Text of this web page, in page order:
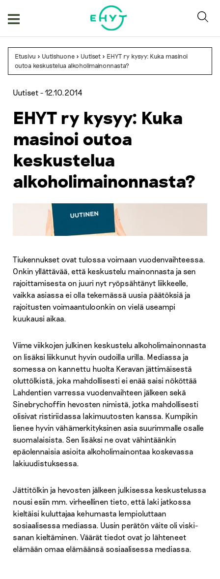
Etusivu > Uutishuone > Uutiset > EHYT ry kysyy: Kuka masinoi
outoa keskustelua alkoholimainonnasta?
Uutiset -12.10.2014
EHYT ry kysyy: Kuka
masinoi outoa
keskustelua
alkoholimainonnasta?
Tiukennukset ovat tulossa voimaan vuodenvaihteessa.
Onkin yllättävää, että keskustelu mainonnasta ja sen
rajoittamisesta on juuri nyt ryöpsähtänyt liikkeelle,
vaikka asiassa ei olla tekemässä uusia päätöksiä ja
rajoitusten voimaantuloonkin on vielä useampi
kuukausi aikaa.
Viime viikkojen julkinen keskustelu alkoholimainonnasta
on lisäksi liikkunut hyvin oudoilla urilla. Mediassa ja
somessa on kannettu huolta Keravan jättimäisestä
oluttölkistä, joka mahdollisesti ei enää saisi nököttää
Lahdentien varressa vuodenvaihteen jälkeen sekä
Sinebrychoffin hevosten nimistä, jotka mahdollisesti
olisivat ristiriidassa lakimuutosten kanssa. Kumpikin
lienee hyvin vähämerkityksinen asia suurimmalle osalle
suomalaisista. Sen lisäksi ne ovat vähintäänkin
epäolennaisia asioita alkoholimainontaa koskevassa
lakiuudistuksessa.
Jättitölkin ja hevosten jälkeen julkisessa keskustelussa
nousi esiin mm. virheellinen tieto, että laki jatkossa
kieltäisi kuluttajaa kehumasta lempioluttaan
sosiaalisessa mediassa. Uusin perätön väite oli viski-
sanan kieltäminen. Väärät tiedot ovat jo lähteneet
elämään omaa elämäänsä sosiaalisessa mediassa.